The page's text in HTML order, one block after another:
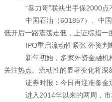
“暴力哥”联袂出手保2000
中国石油（601857）、中
低开后一路震荡走低，上证综指
IPO重启流动性紧张 外资判
新年初始，多家外资金融
关注热点。流动性的显著变化将
证券时报 ： 今日再迎准备金
进入2014年以来的两周，